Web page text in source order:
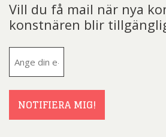
Vill du få mail när nya
konstnären blir
NOTIFIERA MIG!